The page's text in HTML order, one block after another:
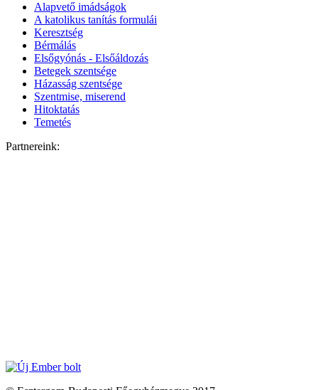
Alapvető imádságok
A katolikus tanítás formulái
Keresztség
Bérmálás
Elsőgyónás - Elsőáldozás
Betegek szentsége
Házasság szentsége
Szentmise, miserend
Hitoktatás
Temetés
Partnereink: